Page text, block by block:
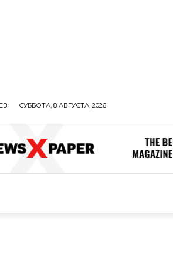
СУББОТА, 8 АВГУСТА, 2026